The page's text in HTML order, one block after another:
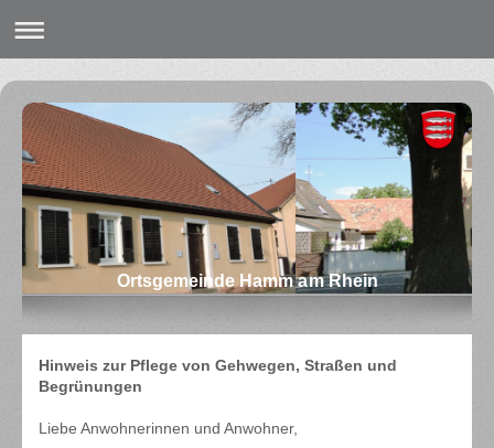
Ortsgemeinde Hamm am Rhein
Hinweis zur Pflege von Gehwegen, Straßen und
Begrünungen
Liebe Anwohnerinnen und Anwohner,